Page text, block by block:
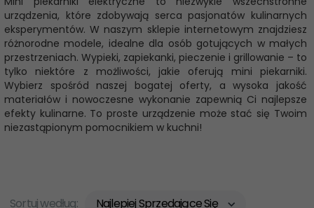
urządzenia, które zdobywają serca pasjonatów kulinarnych
eksperymentów. W naszym sklepie internetowym znajdziesz
różnorodne modele, idealne dla osób gotujących w małych
przestrzeniach. Wypieki, zapiekanki, pieczenie i grillowanie – to
tylko niektóre z możliwości, jakie oferują mini piekarniki.
Wybierz spośród naszej bogatej oferty, a wysoka jakość
materiałów i nowoczesne wykonanie zapewnią Ci najlepsze
efekty kulinarne. To proste urządzenie może stać się Twoim
niezastąpionym pomocnikiem w kuchni!
Sortuj według:
Najlepiej Sprzedające Się